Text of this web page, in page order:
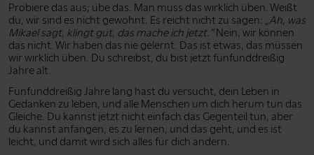
Probiere das aus; übe das. Man muss das wirklich üben. Weißt
du, wir sind es nicht gewohnt. Es reicht nicht zu sagen:
„Ah, was
Mikael sagt, klingt gut, das mache ich jetzt.”Nein, wir können
das nicht. Wir haben das nie gelernt. Das ist etwas, das müssen
wir wirklich üben. Du schreibst, du bist jetzt fünfunddreißig
Jahre alt.
Fünfunddreißig Jahre lang hast du versucht, dein Leben in
Gedanken zu leben, und alle Menschen um dich herum tun das
Gleiche. Du kannst jetzt nicht einfach das Gegenteil tun, aber
du kannst anfangen, es zu lernen, und das geht, und es ist
leicht, und damit wird sich alles für dich ändern.